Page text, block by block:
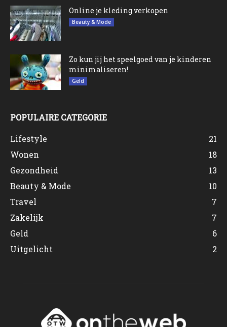
Online je kleding verkopen
Beauty & Mode
Zo kun jij het speelgoed van je kinderen
minimaliseren!
Geld
POPULAIRE CATEGORIE
Lifestyle
21
Wonen
18
Gezondheid
13
Beauty & Mode
10
Travel
7
Zakelijk
7
Geld
6
Uitgelicht
2